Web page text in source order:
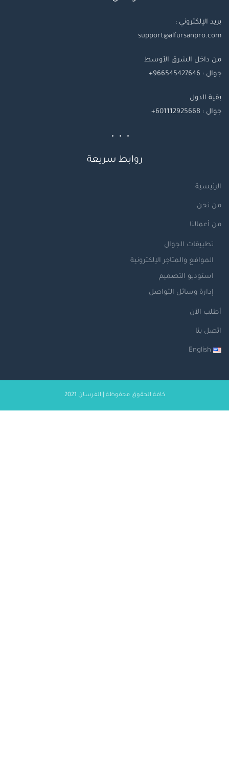
بريد الإلكتروني :
support@alfursanpro.com
من داخل الشرق الأوسط
جوال : 966545427646+
بقية الدول
جوال : 601112925668+
روابط سريعة
الرئيسية
من نحن
من أعمالنا
تطبيقات الجوال
المواقع والمتاجر الإلكترونية
استوديو التصميم
إدارة وسائل التواصل
أطلب الآن
اتصل بنا
English
كافة الحقوق محفوظة | الفرسان 2021